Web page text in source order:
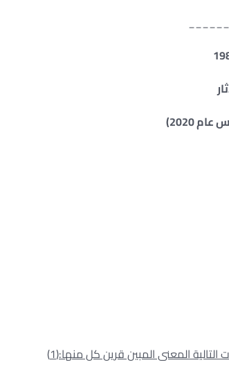
المعنى المبين قرين كل منها:(1)